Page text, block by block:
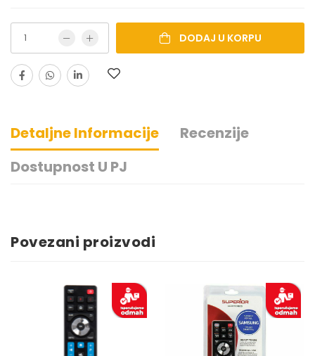
DODAJ U KORPU
Detaljne Informacije
Recenzije
Dostupnost U PJ
Povezani proizvodi